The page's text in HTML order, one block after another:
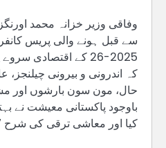
وفاقی وزیر خزانہ محمد
سے قبل ہونے والی پریس
2025-26 کے اقتصادی
کہ اندرونی و بیرونی
حال، مون سون بارشوں اور
باوجود پاکستانی معیشت نے
کیا اور معاشی ترقی کی شرح 3.7 فیصد رہی۔